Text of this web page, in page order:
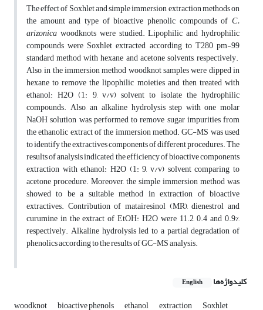
The effect of Soxhlet and simple immersion extraction methods on
the amount and type of bioactive phenolic compounds of C.
arizonica woodknots were studied. Lipophilic and hydrophilic
compounds were Soxhlet extracted according to T280 pm-99
standard method with hexane and acetone solvents, respectively.
Also, in the immersion method woodknot samples were dipped in
hexane to remove the lipophilic moieties and then treated with
ethanol: H2O (1: 9, v/v) solvent to isolate the hydrophilic
compounds. Also, an alkaline hydrolysis step with one molar
NaOH solution was performed to remove sugar impurities from
the ethanolic extract of the immersion method. GC-MS was used
to identify the extractives components of different procedures. The
results of analysis indicated the efficiency of bioactive components
extraction with ethanol: H2O (1: 9, v/v) solvent comparing to
acetone procedure. Moreover, the simple immersion method was
showed to be a suitable method in extraction of bioactive
extractives. Contribution of matairesinol (MR), dienestrol and
curumine in the extract of EtOH: H2O were 11.2, 0.4 and 0.9%,
respectively. Alkaline hydrolysis led to a partial degradation of
phenolics according to the results of GC-MS analysis.
کلیدواژه‌ها English
woodknot bioactive phenols ethanol extraction Soxhlet